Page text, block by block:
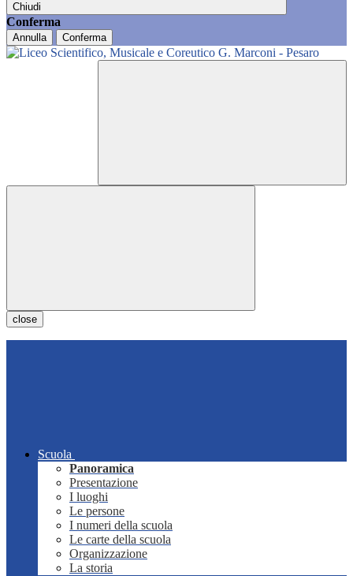
Chiudi
Conferma
Annulla Conferma
close
Scuola
Panoramica
Presentazione
I luoghi
Le persone
I numeri della scuola
Le carte della scuola
Organizzazione
La storia